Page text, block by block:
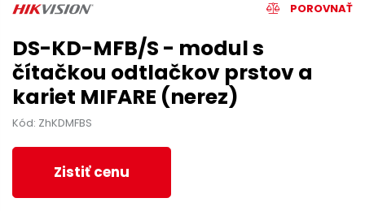
POROVNAŤ
DS-KD-MFB/S - modul s
čítačkou odtlačkov prstov a
kariet MIFARE (nerez)
Kód: ZhKDMFBS
Zistiť cenu